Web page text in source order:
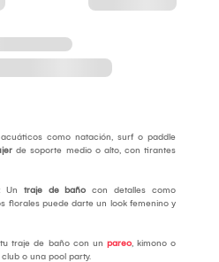
como natación, surf o paddle
de soporte medio o alto, con tirantes
Untraje de baño con detalles como
florales puede darte un look femenino y
tu traje de baño con unpareo, kimono o
o una pool party.